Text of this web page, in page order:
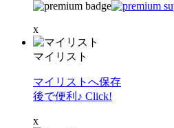
x
マイリスト
マイリストへ保存
後で便利♪ Click!
x